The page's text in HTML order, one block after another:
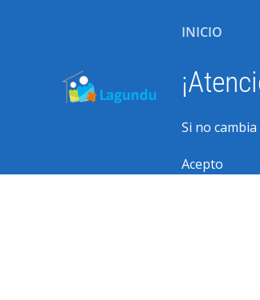
INICIO
Si no
Acepto